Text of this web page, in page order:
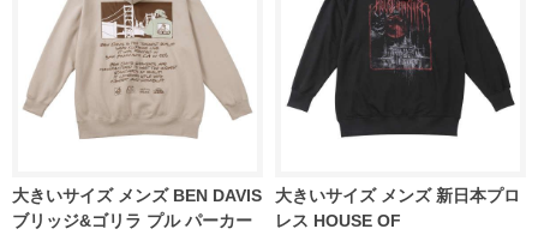
大きいサイズ メンズ BEN DAVIS
ブリッジ&ゴリラ プル パーカー
大きいサイズ メンズ 新日本プロ
レス HOUSE OF